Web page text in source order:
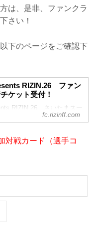
2020年を締めくくる大激闘
で視聴しよう！
・配信媒体 番組名
は、是非、ファンクラ
さい！
下のページをご確認下
RIZIN.26 ファン
ケット受付！
RIZIN.26 さいたまスー
大会のチケット最良席先行
ノ巣の会員限定で2020年
から会員先行受付をスター
fc.rizinff.com
対戦カード（選手コ